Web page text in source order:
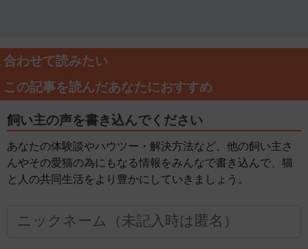
合わせて読みたい
この記事を読んだあなたにおすすめ
飼い主の声を書き込んでください
あなたの体験談やハウツー・解決方法など、他の飼い主さ
んやその愛猫の為にもなる情報をみんなで書き込んで、猫
と人の共同生活をより豊かにしていきましょう。